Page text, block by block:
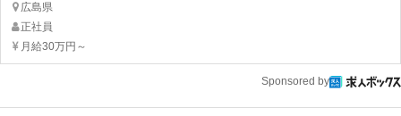
広島県
正社員
月給30万円～
Sponsored by